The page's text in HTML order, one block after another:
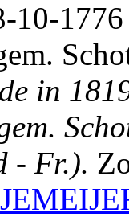
10-
in
- Fr.).